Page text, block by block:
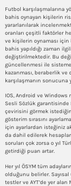
Futbol karşılaşmalarına
bahis oynayan kişilerin
yararlanılarak
oranları çeşitli faktörler
ve kişilerin oynaması için
bahis yapıldığı zaman
değiştirilmektedir. Bu
güncellenmesi ile sisteme
kazanması, beraberlik ve
karşılaşmanın sonucuna
IOS, Android ve
Sesli Sözlük
çevirisini görmek
gösterim sırasını
için ayarlardan isteğiniz
da dahil edilerek
soruları çok zorsa o yıl
getirdiği puan artar.
Her yıl ÖSYM tüm
olduğunu belirler. Sayısal
testler ve AYT’de yer